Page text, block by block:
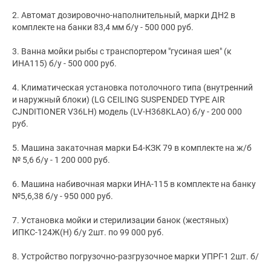
2. Автомат дозировочно-наполнительный, марки ДН2 в
комплекте на банки 83,4 мм б/у - 500 000 руб.
3. Ванна мойки рыбы с транспортером "гусиная шея" (к
ИHA115) б/у - 500 000 руб.
4. Климатическая установка потолочного типа (внутренний
и наружный блоки) (LG CEILING SUSPENDED TYPE AIR
CJNDITIONER V36LH) модель (LV-H368KLAO) б/у - 200 000
руб.
5. Машинa закаточная марки Б4-КЗК 79 в комплекте на ж/б
№ 5,6 б/у - 1 200 000 руб.
6. Машина набивочная марки ИНА-115 в комплекте на банку
№5,6,38 б/у - 950 000 руб.
7. Установка мойки и стерилизации банок (жестяных)
ИПКС-124Ж(Н) б/у 2шт. по 99 000 руб.
8. Устройство погрузочно-разгрузочное марки УПРГ-1 2шт. б/